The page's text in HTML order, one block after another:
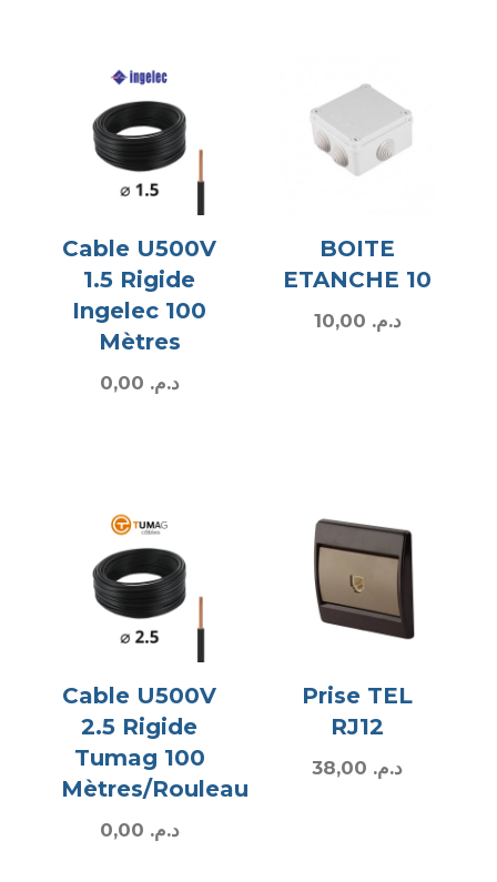
Cable U500V
1.5 Rigide
Ingelec 100
Mètres
د.م.
BOITE
ETANCHE 10
د.م.
Cable U500V
2.5 Rigide
Tumag 100
Mètres/Rouleau
د.م.
Prise TEL
RJ12
د.م.